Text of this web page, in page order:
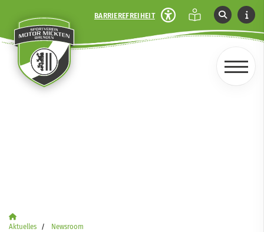
BARRIEREFREIHEIT
Aktuelles
Newsroom